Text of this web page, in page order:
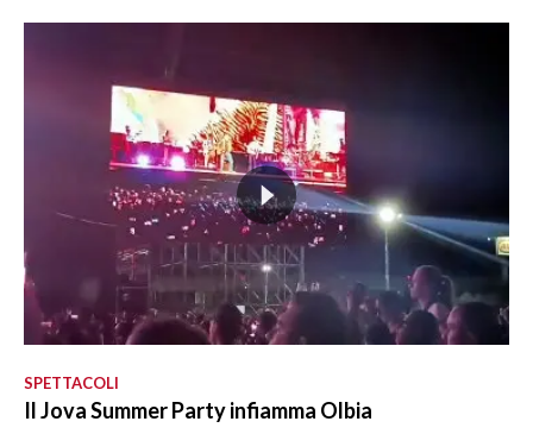
SPETTACOLI
Il Jova Summer Party infiamma Olbia